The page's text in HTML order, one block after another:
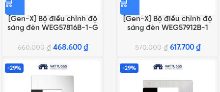
[Gen-X] Bộ điều chỉnh độ
sáng đèn WEG57816B-1-G
660.000₫ 468.600 ₫
[Gen-X] Bộ điều chỉnh độ
sáng đèn WEG57912B-1
870.000₫ 617.700 ₫
-29% -29%